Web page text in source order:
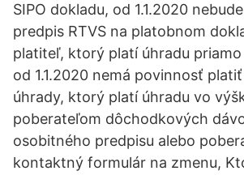
SIPO dokladu, od 1.1.2020
predpis RTVS na platobnom
platiteľ, ktorý platí úhradu priamo
od 1.1.2020 nemá povinnosť
úhrady, ktorý platí úhradu vo
poberateľom dôchodkových
osobitného predpisu alebo
kontaktný formulár na zmenu,